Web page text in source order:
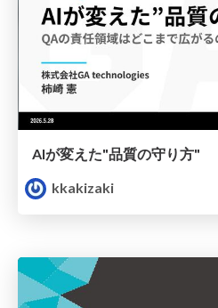
AIが変えた"品質の守り方"
kkakizaki